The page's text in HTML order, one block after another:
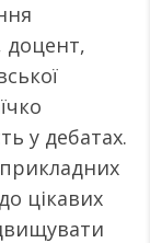
доцент,
у дебатах.
цікавих